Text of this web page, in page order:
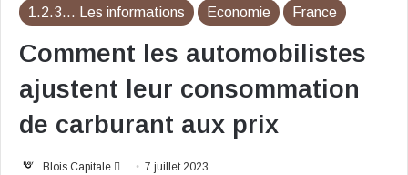
1.2.3... Les informations Economie France
Comment les automobilistes
ajustent leur consommation
de carburant aux prix
Blois Capitale
Envoyer7 juillet 2023